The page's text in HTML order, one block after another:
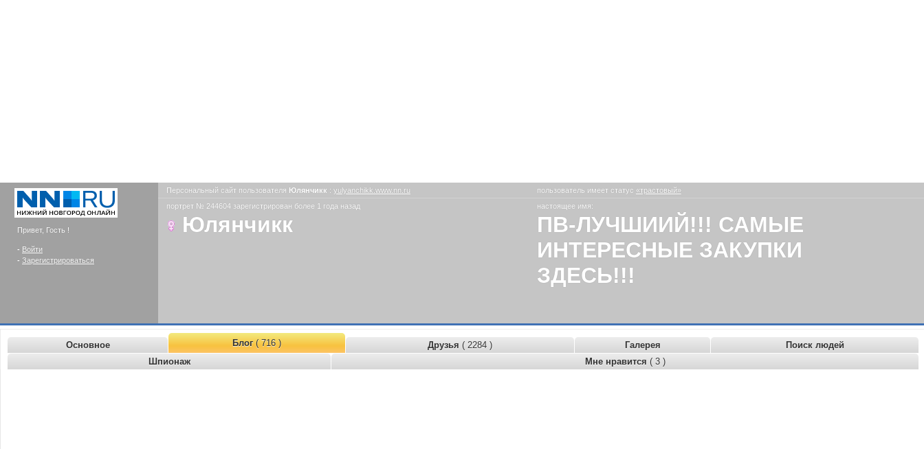
Привет, Гость !
- Войти
- Зарегистрироваться
Персональный сайт пользователя Юлянчикк : yulyanchikk.www.nn.ru пользователь имеет статус «трастовый»
портрет № 244604 зарегистрирован более 1 года назад
Юлянчикк
настоящее имя:
ПВ-ЛУЧШИИЙ!!! САМЫЕ
ИНТЕРЕСНЫЕ ЗАКУПКИ
ЗДЕСЬ!!!
Основное Блог( 716 ) Друзья ( 2284 ) Галерея
Поиск людей
Шпионаж
Мне нравится ( 3 )